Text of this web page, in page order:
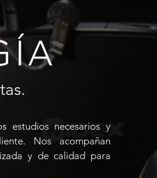
estudios necesarios y
Nos acompañan
y de calidad para